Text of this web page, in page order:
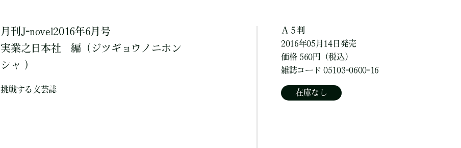
月刊J-novel2016年6月号
実業之日本社
編 （ジツギョウノニホン
シャ ）
挑戦する文芸誌
Ａ５判
2016年05月14日発売
価格 560円（税込）
雑誌コード 05103-0600-16
在庫なし